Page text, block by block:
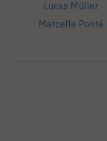
Lucas Müller
Marcelle Ponté